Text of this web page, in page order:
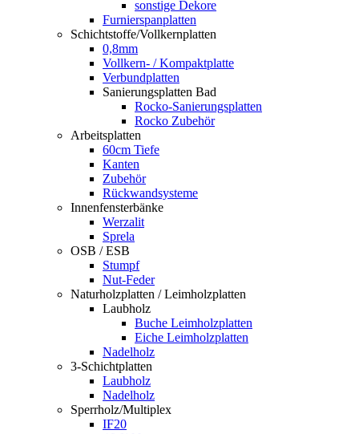
sonstige Dekore
Furnierspanplatten
Schichtstoffe/Vollkernplatten
0,8mm
Vollkern- / Kompaktplatte
Verbundplatten
Sanierungsplatten Bad
Rocko-Sanierungsplatten
Rocko Zubehör
Arbeitsplatten
60cm Tiefe
Kanten
Zubehör
Rückwandsysteme
Innenfensterbänke
Werzalit
Sprela
OSB / ESB
Stumpf
Nut-Feder
Naturholzplatten / Leimholzplatten
Laubholz
Buche Leimholzplatten
Eiche Leimholzplatten
Nadelholz
3-Schichtplatten
Laubholz
Nadelholz
Sperrholz/Multiplex
IF20